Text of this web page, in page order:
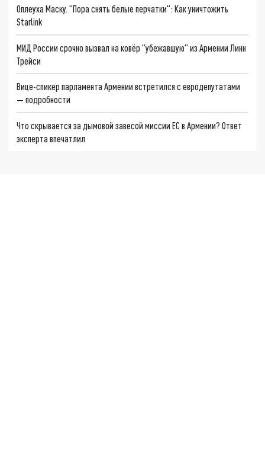
Оплеуха Маску. "Пора снять белые перчатки": Как уничтожить
Starlink
МИД России срочно вызвал на ковёр "убежавшую" из Армении Линн
Трейси
Вице-спикер парламента Армении встретился с евродепутатами
— подробности
Что скрывается за дымовой завесой миссии ЕС в Армении? Ответ
эксперта впечатлил